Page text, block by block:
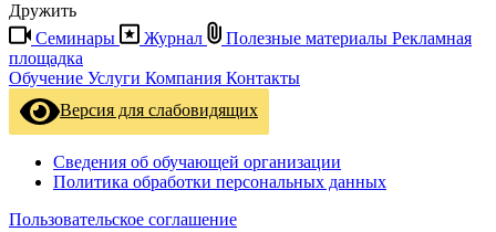
Дружить
Семинары
Журнал Полезные материалы Рекламная
площадка
Обучение Услуги Компания Контакты
Версия для слабовидящих
Сведения об обучающей организации
Политика обработки персональных данных
Пользовательское соглашение